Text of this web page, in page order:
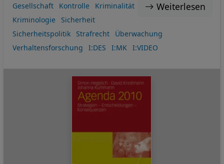
Weiterlesen
Gesellschaft Kontrolle
Kriminalität
Kriminologie
Sicherheit
Sicherheitspolitik
Strafrecht
Überwachung
Verhaltensforschung
I:DES I:MK I:VIDEO